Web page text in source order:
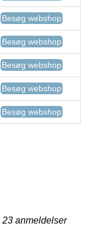
Besøg webshop
Besøg webshop
Besøg webshop
Besøg webshop
Besøg webshop
23 anmeldelser